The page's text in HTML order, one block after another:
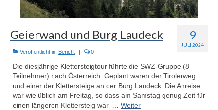
9
JULI 2024
Geierwand und Burg Laudeck
Veröffentlicht in: Bericht 0
Die diesjährige Klettersteigtour führte die SWZ-Gruppe (8
Teilnehmer) nach Österreich. Geplant waren der Tirolerweg
und einer der Klettersteige an der Burg Laudeck. Die Anreise
war wie üblich am Freitag, so dass am Samstag genug Zeit für
einen längeren Klettersteig war. … Weiter